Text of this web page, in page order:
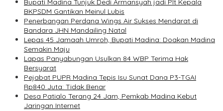
Bupati Madina Tunjuk Dedi Armansyah jadi Plt Kepala
BKPSDM Gantikan Meinul Lubis
Penerbangan Perdana Wings Air Sukses Mendarat di
Bandara JHN Mandailing Natal
Lepas 45 Jamaah Umroh, Bupati Madina: Doakan Madina
Semakin Maju
Lapas Panyabungan Usulkan 84 WBP Terima Hak
Bersyarat
Pejabat PUPR Madina Tepis Isu Sunat Dana P3-TGAI
Rp840 Juta: Tidak Benar
Desa Patialo Terang 24 Jam, Pemkab Madina Kebut
Jaringan Internet